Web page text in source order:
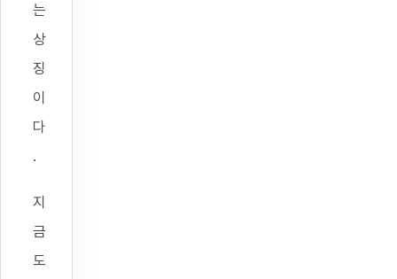
는
상
징
이
다
.
지
금
도